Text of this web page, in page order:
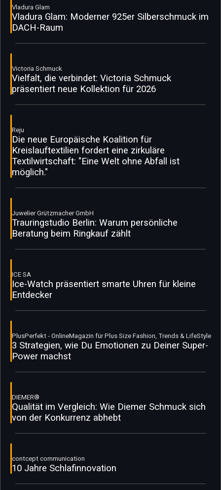
Vladura Glam
Vladura Glam: Moderner 925er Silberschmuck im
DACH-Raum
Victoria Schmuck
Vielfalt, die verbindet: Victoria Schmuck
präsentiert neue Kollektion für 2026
Reju
Die neue Europäische Koalition für
Kreislauftextilien fordert eine zirkuläre
Textilwirtschaft: "Eine Welt ohne Abfall ist
möglich."
Juwelier Grützmacher GmbH
Trauringstudio Berlin: Warum persönliche
Beratung beim Ringkauf zählt
ICE SA
Ice-Watch präsentiert smarte Uhren für kleine
Entdecker
PlusPerfekt - OnlineMagazin für Plus Size Fashion, Trends & LifeStyle
3 Strategien, wie Du Emotionen zu Deiner Super-
Power machst
DIEMER®
Qualität im Vergleich: Wie Diemer Schmuck sich
von der Konkurrenz abhebt
contcept communication
10 Jahre Schlafinnovation